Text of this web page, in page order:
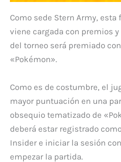
Como sede Stern Army,
viene cargada con premios
del torneo será premiado
«Pokémon».
Como es de costumbre, el
mayor puntuación en una
obsequio tematizado de
deberá estar registrado
Insider e iniciar la sesión
empezar la partida.